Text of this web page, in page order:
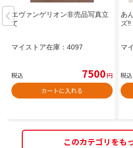
エヴァンゲリオン非売品写真立
て
マイストア在庫： 4097
税込 7500円
カートに入れる
あ
ズ
マ
税込
このカテゴリをも